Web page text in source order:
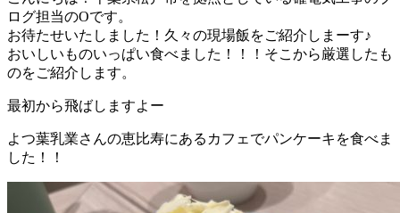
ログ担当のOです。
お待たせいたしました！久々の現場飯をご紹介しまーす♪
おいしいものいっぱい食べました！！！そこから厳選したも
のをご紹介します。
最初から飛ばしますよー
よつ葉乳業さんの恵比寿にあるカフェでパンケーキを食べま
した！！